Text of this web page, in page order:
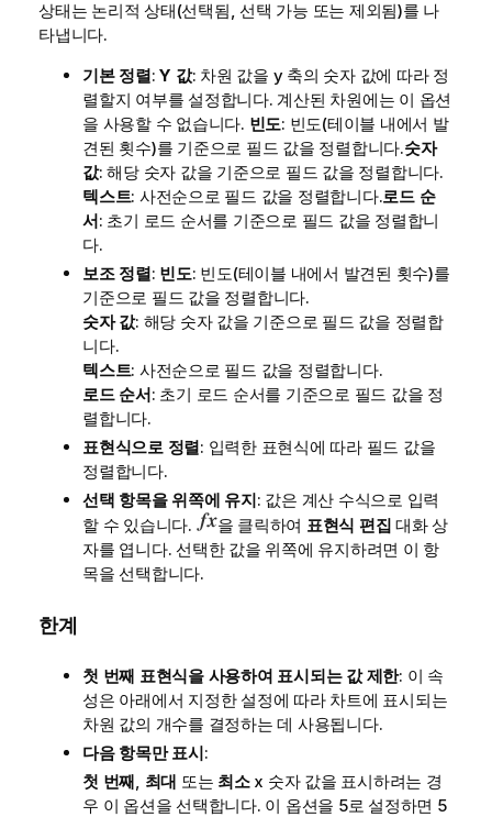
상태는 논리적 상태(선택됨, 선택 가능 또는 제외됨)를 나
타냅니다.
기본 정렬:Y 값: 차원 값을 y 축의 숫자 값에 따라 정
렬할지 여부를 설정합니다. 계산된 차원에는 이 옵션
을 사용할 수 없습니다. 빈도: 빈도(테이블 내에서 발
견된 횟수)를 기준으로 필드 값을 정렬합니다.숫자
값: 해당 숫자 값을 기준으로 필드 값을 정렬합니다.
텍스트: 사전순으로 필드 값을 정렬합니다.로드 순
서: 초기 로드 순서를 기준으로 필드 값을 정렬합니
다.
보조 정렬: 빈도: 빈도(테이블 내에서 발견된 횟수)를
기준으로 필드 값을 정렬합니다.
숫자 값: 해당 숫자 값을 기준으로 필드 값을 정렬합
니다.
텍스트: 사전순으로 필드 값을 정렬합니다.
로드 순서: 초기 로드 순서를 기준으로 필드 값을 정
렬합니다.
표현식으로 정렬: 입력한 표현식에 따라 필드 값을
정렬합니다.
선택 항목을 위쪽에 유지: 값은 계산 수식으로 입력
할 수 있습니다.
을 클릭하여 표현식 편집 대화 상
자를 엽니다. 선택한 값을 위쪽에 유지하려면 이 항
목을 선택합니다.
한계
첫 번째 표현식을 사용하여 표시되는 값 제한: 이 속
성은 아래에서 지정한 설정에 따라 차트에 표시되는
차원 값의 개수를 결정하는 데 사용됩니다.
다음 항목만 표시:
첫 번째 최대 또는 최소x 숫자 값을 표시하려는 경
우 이 옵션을 선택합니다. 이 옵션을 5로 설정하면 5